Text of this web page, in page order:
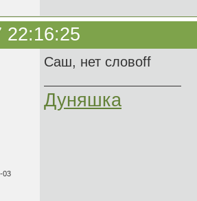
22:16:25
03
Саш, нет словoff
Дуняшка